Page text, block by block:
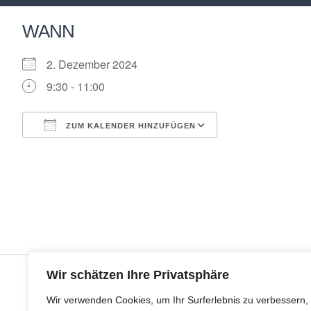
Wir schätzen Ihre Privatsphäre
Wir verwenden Cookies, um Ihr Surferlebnis zu verbessern,
WANN
2. Dezember 2024
9:30 - 11:00
ZUM KALENDER HINZUFÜGEN
©